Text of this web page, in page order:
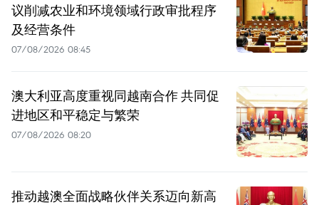
议削减农业和环境领域行政审批程序
及经营条件
07/08/2026 08:45
澳大利亚高度重视同越南合作 共同促
进地区和平稳定与繁荣
07/08/2026 08:20
推动越澳全面战略伙伴关系迈向新高